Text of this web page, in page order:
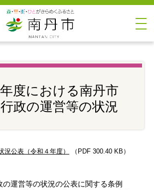
度における南丹市
政の運営等の状況
況公表（令和４年度） （PDF 300.40 KB）
の運営等の状況の公表に関する条例